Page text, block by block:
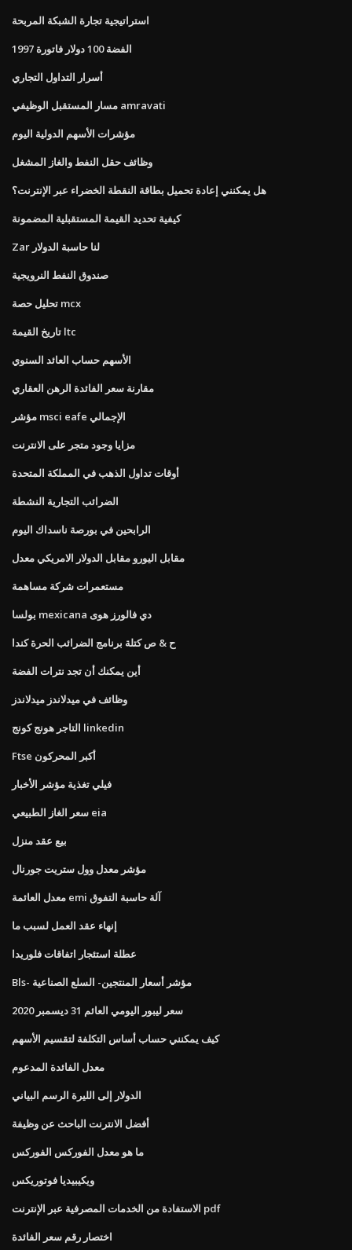
استراتيجية تجارة الشبكة المربحة
1997 الفضة 100 دولار فاتورة
أسرار التداول التجاري
مسار المستقبل الوظيفي amravati
مؤشرات الأسهم الدولية اليوم
وظائف حقل النفط والغاز المشغل
هل يمكنني إعادة تحميل بطاقة النقطة الخضراء عبر الإنترنت؟
كيفية تحديد القيمة المستقبلية المضمونة
Zar لنا حاسبة الدولار
صندوق النفط النرويجية
تحليل حصة mcx
تاريخ القيمة ltc
الأسهم حساب العائد السنوي
مقارنة سعر الفائدة الرهن العقاري
مؤشر msci eafe الإجمالي
مزايا وجود متجر على الانترنت
أوقات تداول الذهب في المملكة المتحدة
الضرائب التجارية النشطة
الرابحين في بورصة ناسداك اليوم
مقابل اليورو مقابل الدولار الامريكي معدل
مستعمرات شركة مساهمة
بولسا mexicana دي فالورز هوى
ح & ص كتلة برنامج الضرائب الحرة كندا
أين يمكنك أن تجد نترات الفضة
وظائف في ميدلاندز ميدلاندز
التاجر هونج كونج linkedin
Ftse أكبر المحركون
فيلي تغذية مؤشر الأخبار
سعر الغاز الطبيعي eia
بيع عقد منزل
مؤشر معدل وول ستريت جورنال
معدل العائمة emi آلة حاسبة التفوق
إنهاء عقد العمل لسبب ما
عطلة استئجار اتفاقات فلوريدا
Bls- مؤشر أسعار المنتجين- السلع الصناعية
سعر ليبور اليومي العائم 31 ديسمبر 2020
كيف يمكنني حساب أساس التكلفة لتقسيم الأسهم
معدل الفائدة المدعوم
الدولار إلى الليرة الرسم البياني
أفضل الانترنت الباحث عن وظيفة
ما هو معدل الفوركس الفوركس
ويكيبيديا فوتوريكس
الاستفادة من الخدمات المصرفية عبر الإنترنت pdf
اختصار رقم سعر الفائدة